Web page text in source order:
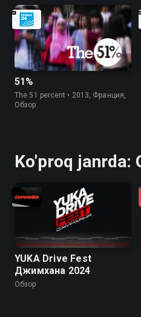
51%
The 51 percent • 2013, Франция,
Обзор
Ko'proq janrda:
YUKA Drive Fest
Джимхана 2024
Обзор